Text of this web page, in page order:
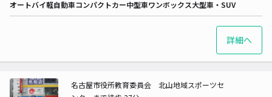
オートバイ軽自動車コンパクトカー中型車ワンボックス大型車・SUV
詳細へ
名古屋市役所教育委員会 北山地域スポーツセ